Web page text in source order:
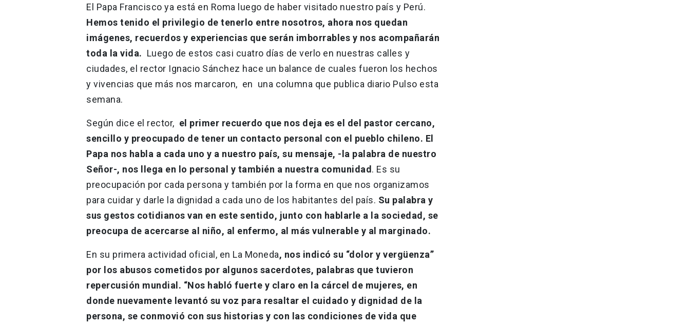
El Papa Francisco ya está en Roma luego de haber visitado nuestro país y Perú.
Hemos tenido el privilegio de tenerlo entre nosotros, ahora nos quedan
imágenes, recuerdos y experiencias que serán imborrables y nos acompañarán
toda la vida. Luego de estos casi cuatro días de verlo en nuestras calles y
ciudades, el rector Ignacio Sánchez hace un balance de cuales fueron los hechos
y vivencias que más nos marcaron, en una columna que publica diario Pulso esta
semana.
Según dice el rector, el primer recuerdo que nos deja es el del pastor cercano,
sencillo y preocupado de tener un contacto personal con el pueblo chileno. El
Papa nos habla a cada uno y a nuestro país, su mensaje, -la palabra de nuestro
Señor-, nos llega en lo personal y también a nuestra comunidad . Es su
preocupación por cada persona y también por la forma en que nos organizamos
para cuidar y darle la dignidad a cada uno de los habitantes del país. Su palabra y
sus gestos cotidianos van en este sentido, junto con hablarle a la sociedad, se
preocupa de acercarse al niño, al enfermo, al más vulnerable y al marginado.
En su primera actividad oficial, en La Moneda, nos indicó su “dolor y vergüenza”
por los abusos cometidos por algunos sacerdotes, palabras que tuvieron
repercusión mundial. “Nos habló fuerte y claro en la cárcel de mujeres, en
donde nuevamente levantó su voz para resaltar el cuidado y dignidad de la
persona, se conmovió con sus historias y con las condiciones de vida que